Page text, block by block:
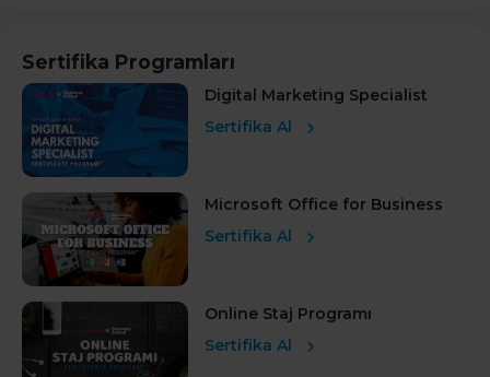
Sertifika Programları
Digital Marketing Specialist
Sertifika Al
Microsoft Office for Business
Sertifika Al
Online Staj Programı
Sertifika Al